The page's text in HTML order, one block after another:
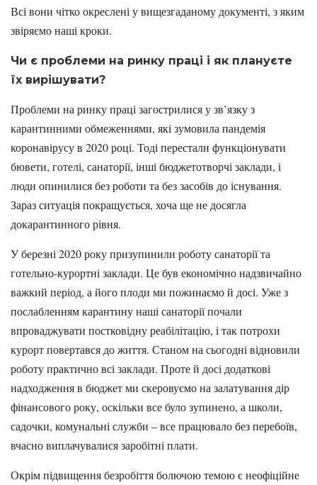
Всі вони чітко окреслені у вищезгаданому документі, з яким
звіряємо наші кроки.
Чи є проблеми на ринку праці і як плануєте
їх вирішувати?
Проблеми на ринку праці загострилися у зв’язку з
карантинними обмеженнями, які зумовила пандемія
коронавірусу в 2020 році. Тоді перестали функціонувати
бювети, готелі, санаторії, інші бюджетотворчі заклади, і
люди опинилися без роботи та без засобів до існування.
Зараз ситуація покращується, хоча ще не досягла
докарантинного рівня.
У березні 2020 року призупинили роботу санаторії та
готельно-курортні заклади. Це був економічно надзвичайно
важкий період, а його плоди ми пожинаємо й досі. Уже з
послабленням карантину наші санаторії почали
впроваджувати постковідну реабілітацію, і так потрохи
курорт повертався до життя. Станом на сьогодні відновили
роботу практично всі заклади. Проте й досі додаткові
надходження в бюджет ми скеровуємо на залатування дір
фінансового року, оскільки все було зупинено, а школи,
садочки, комунальні служби – все працювало без перебоїв,
вчасно виплачувалися заробітні плати.
Окрім підвищення безробіття болючою темою є неофіційне